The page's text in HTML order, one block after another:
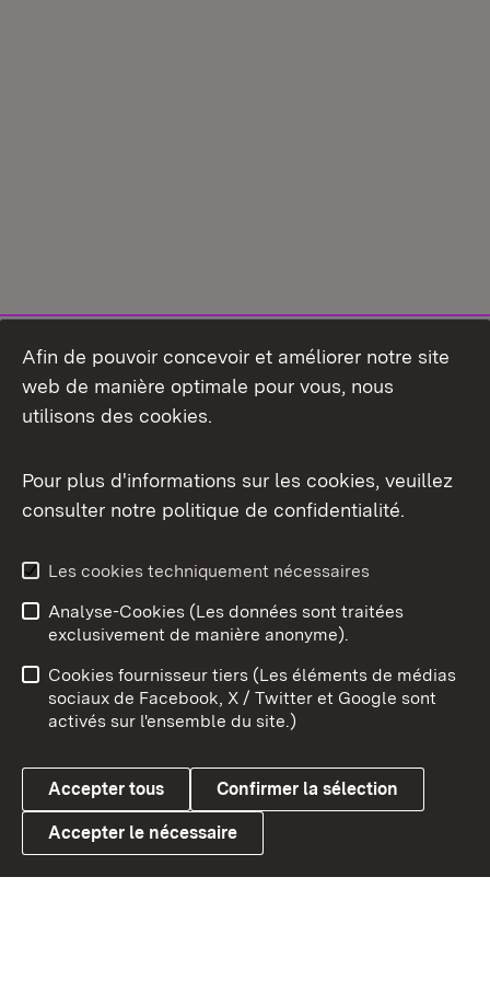
Aperçu des thèmes
Link zum Landesportal
Conseils d'utilisation
Confidentialité
Cookies
Afin de pouvoir concevoir et améliorer notre site
web de manière optimale pour vous, nous
utilisons des cookies.
Pour plus d'informations sur les cookies, veuillez
consulter notre politique de confidentialité.
Les cookies techniquement nécessaires
Analyse-Cookies (Les données sont traitées
exclusivement de manière anonyme).
Cookies fournisseur tiers (Les éléments de médias
sociaux de Facebook, X / Twitter et Google sont
activés sur l'ensemble du site.)
Accepter tous Confirmer la sélection
Accepter le nécessaire